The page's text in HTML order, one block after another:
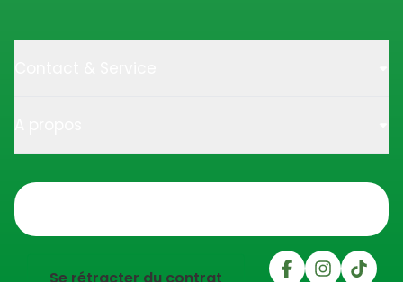
Se rétracter du contrat